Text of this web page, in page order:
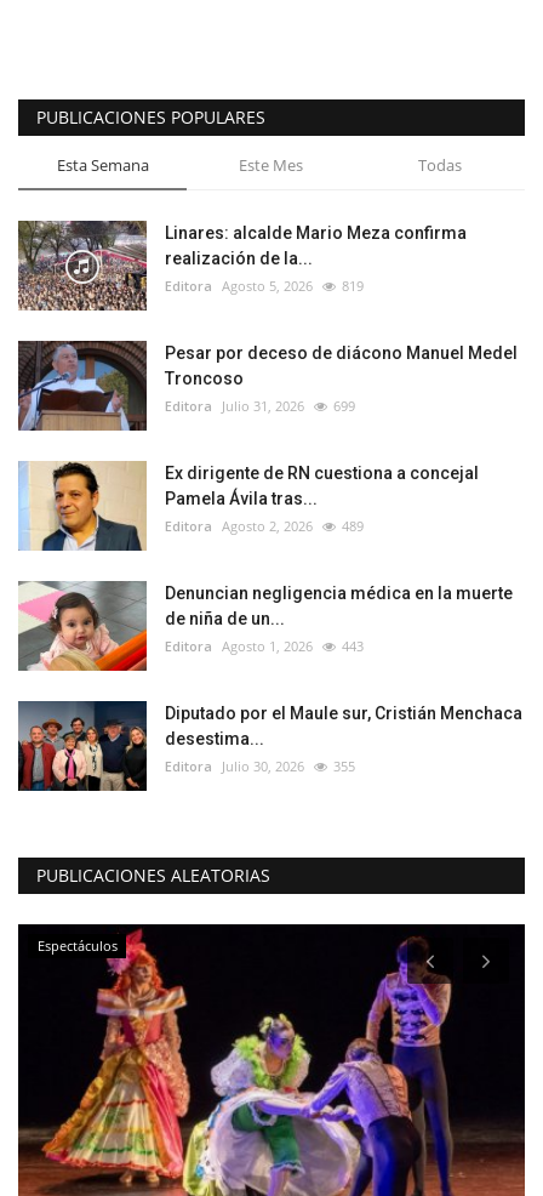
PUBLICACIONES POPULARES
Esta Semana Este Mes Todas
Linares: alcalde Mario Meza confirma
realización de la...
Editora Agosto 5, 2026 819
Pesar por deceso de diácono Manuel Medel
Troncoso
Editora Julio 31, 2026 699
Ex dirigente de RN cuestiona a concejal
Pamela Ávila tras...
Editora Agosto 2, 2026 489
Denuncian negligencia médica en la muerte
de niña de un...
Editora Agosto 1, 2026 443
Diputado por el Maule sur, Cristián Menchaca
desestima...
Editora Julio 30, 2026 355
PUBLICACIONES ALEATORIAS
Espectáculos